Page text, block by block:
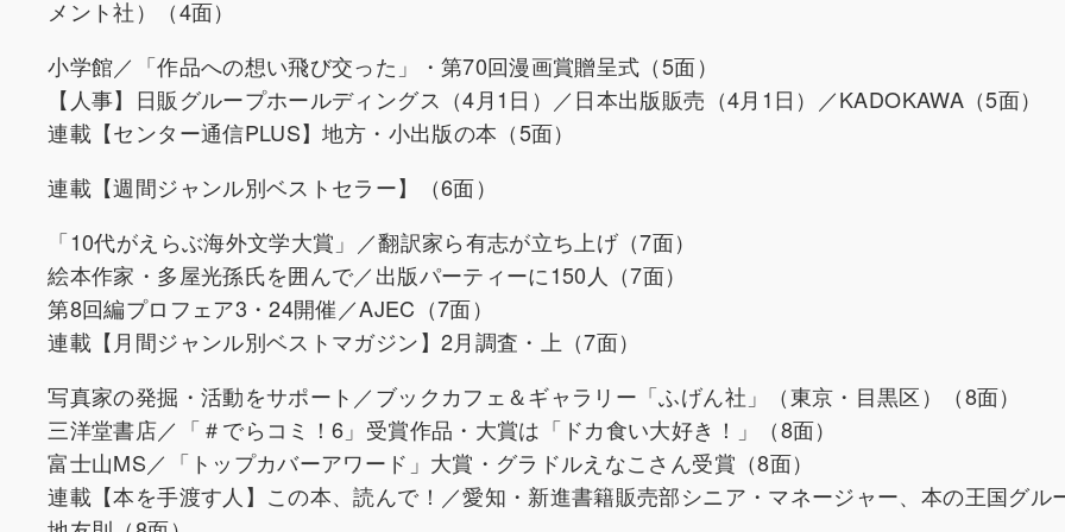
メント社）（4面）
小学館／「作品への想い飛び交った」・第70回漫画賞贈呈式（5面）
【人事】日販グループホールディングス（4月1日）／日本出版販売（4月1日）／KADOKAWA（5面）
連載【センター通信PLUS】地方・小出版の本（5面）
連載【週間ジャンル別ベストセラー】（6面）
「10代がえらぶ海外文学大賞」／翻訳家ら有志が立ち上げ（7面）
絵本作家・多屋光孫氏を囲んで／出版パーティーに150人（7面）
第8回編プロフェア3・24開催／AJEC（7面）
連載【月間ジャンル別ベストマガジン】2月調査・上（7面）
写真家の発掘・活動をサポート／ブックカフェ＆ギャラリー「ふげん社」（東京・目黒区）（8面）
三洋堂書店／「＃でらコミ！6」受賞作品・大賞は「ドカ食い大好き！」（8面）
富士山MS／「トップカバーアワード」大賞・グラドルえなこさん受賞（8面）
連載【本を手渡す人】この本、読んで！／愛知・新進書籍販売部シニア・マネージャー、本の王国グル